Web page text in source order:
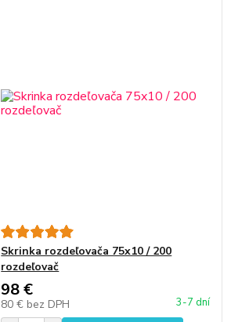
Skrinka rozdeľovača 75x10 / 200
rozdeľovač
98 €
80 € bez DPH 3-7 dní